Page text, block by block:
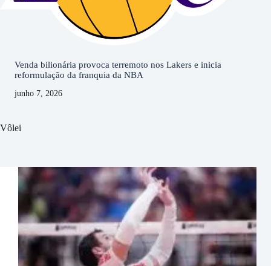
Venda bilionária provoca terremoto nos Lakers e inicia
reformulação da franquia da NBA
junho 7, 2026
Vôlei